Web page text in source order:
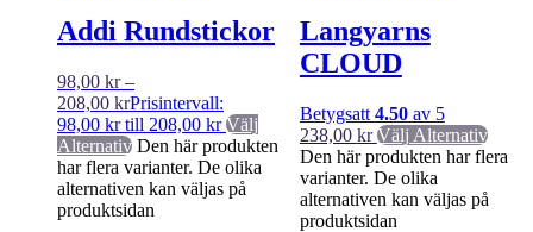
Addi Rundstickor
98,00 kr –
208,00 krPrisintervall:
98,00 kr till 208,00 kr Välj
Alternativ Den här produkten
har flera varianter. De olika
alternativen kan väljas på
produktsidan
Langyarns
CLOUD
Betygsatt 4.50av 5
238,00 kr Välj Alternativ
Den här produkten har flera
varianter. De olika
alternativen kan väljas på
produktsidan